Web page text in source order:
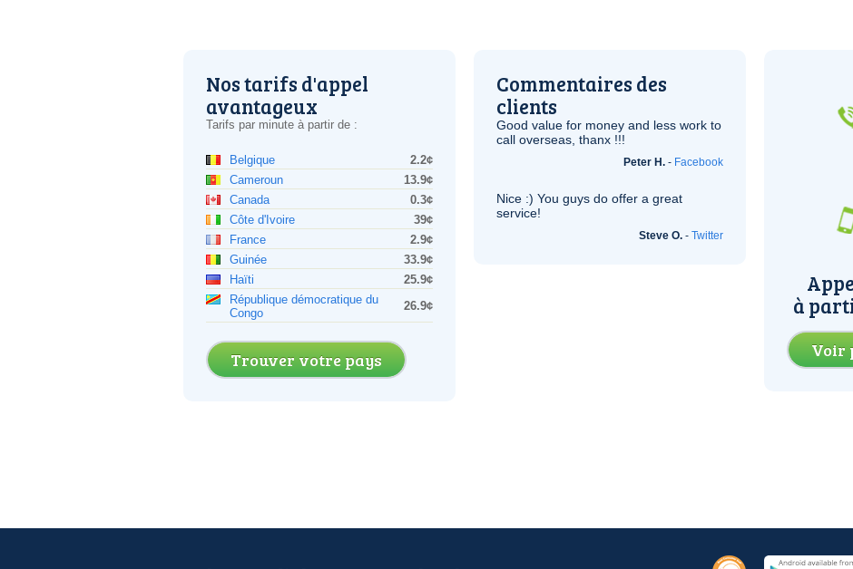
Nos tarifs d'appel
avantageux
Tarifs par minute à partir de :
Belgique
2.2¢
Cameroun
13.9¢
Canada
0.3¢
Côte d'Ivoire
39¢
France
2.9¢
Guinée
33.9¢
Haïti
25.9¢
République démocratique du
Congo
26.9¢
Trouver votre pays
Commentaires des
clients
Good value for money and less work to
call overseas, thanx !!!
Peter H. - Facebook
Nice :) You guys do offer a great
service!
Steve O. - Twitter
à
Voir